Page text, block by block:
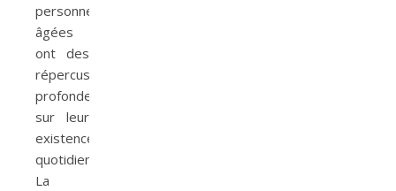
personnes
âgées
ont des
répercussions
profondes
sur leur
existence
quotidienne.
La